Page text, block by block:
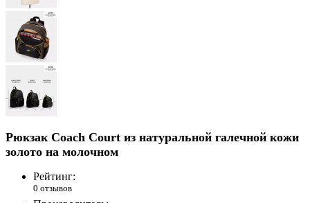
Рюкзак Coach Court из натуральной галечной кожи
золото на молочном
Рейтинг:
0 отзывов